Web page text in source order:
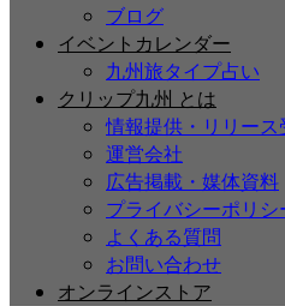
ブログ
イベントカレンダー
九州旅タイプ占い
クリップ九州 とは
情報提供・リリース
運営会社
広告掲載・媒体資料
プライバシーポリシ
よくある質問
お問い合わせ
オンラインストア